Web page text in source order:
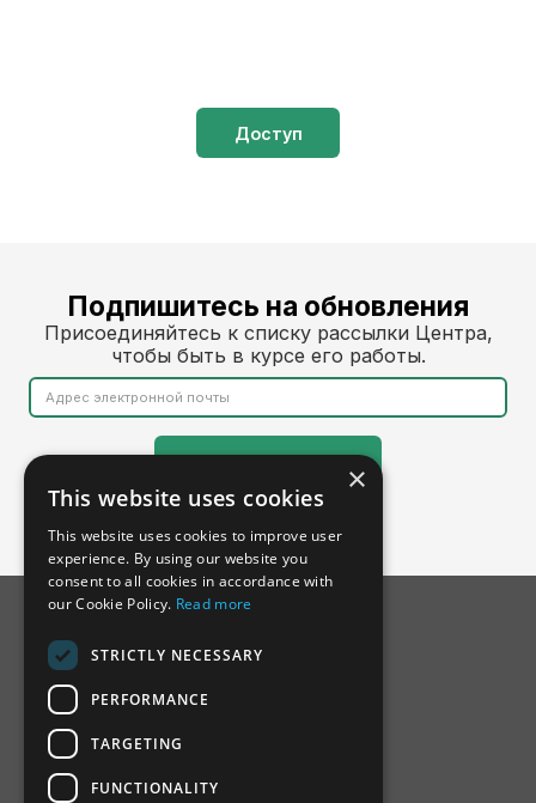
Доступ
Подпишитесь на обновления
Присоединяйтесь к списку рассылки Центра,
чтобы быть в курсе его работы.
×
This website uses cookies
This website uses cookies to improve user
experience. By using our website you
consent to all cookies in accordance with
our Cookie Policy. Read more
STRICTLY NECESSARY
PERFORMANCE
TARGETING
FUNCTIONALITY